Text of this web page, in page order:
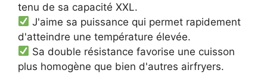
tenu de sa capacité XXL.
J'aime sa puissance qui permet rapidement
d'atteindre une température élevée.
Sa double résistance favorise une cuisson
plus homogène que bien d'autres airfryers.